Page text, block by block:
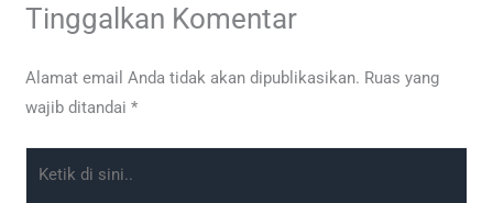
Tinggalkan Komentar
Alamat email Anda tidak akan dipublikasikan. Ruas yang
wajib ditandai*